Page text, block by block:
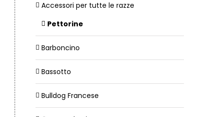
Accessori per tutte le razze
Pettorine
Barboncino
Bassotto
Bulldog Francese